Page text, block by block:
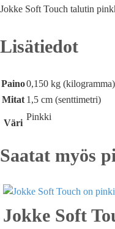
Jokke Soft Touch talutin
Lisätiedot
Paino0,150 kg (kilogramma)
Mitat 1,5 cm (senttimetri)
Väri
Pinkki
Saatat myös
Jokke Soft